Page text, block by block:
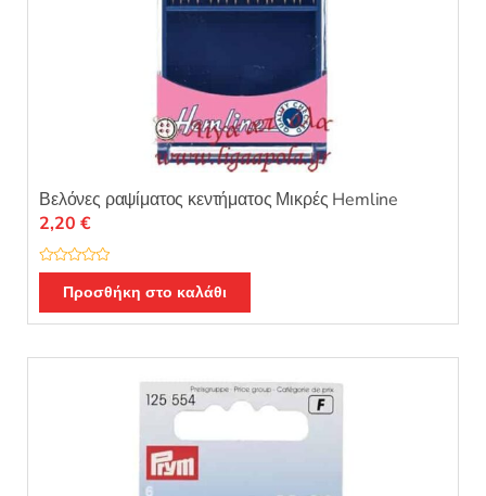
Βελόνες ραψίματος κεντήματος Μικρές Hemline
Β
μ
ο
2,20 €
Προσθήκη στο καλάθι